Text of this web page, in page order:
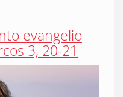
evangelio
3, 20-21